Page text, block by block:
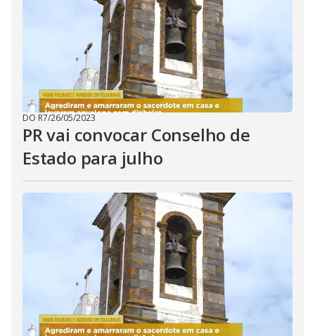
DO R7/26/05/2023
PR vai convocar Conselho de
Estado para julho